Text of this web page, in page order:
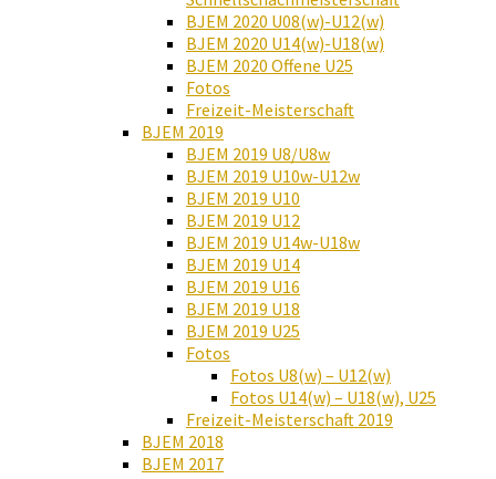
BJEM 2020 U08(w)-U12(w)
BJEM 2020 U14(w)-U18(w)
BJEM 2020 Offene U25
Fotos
Freizeit-Meisterschaft
BJEM 2019
BJEM 2019 U8/U8w
BJEM 2019 U10w-U12w
BJEM 2019 U10
BJEM 2019 U12
BJEM 2019 U14w-U18w
BJEM 2019 U14
BJEM 2019 U16
BJEM 2019 U18
BJEM 2019 U25
Fotos
Fotos U8(w) – U12(w)
Fotos U14(w) – U18(w), U25
Freizeit-Meisterschaft 2019
BJEM 2018
BJEM 2017